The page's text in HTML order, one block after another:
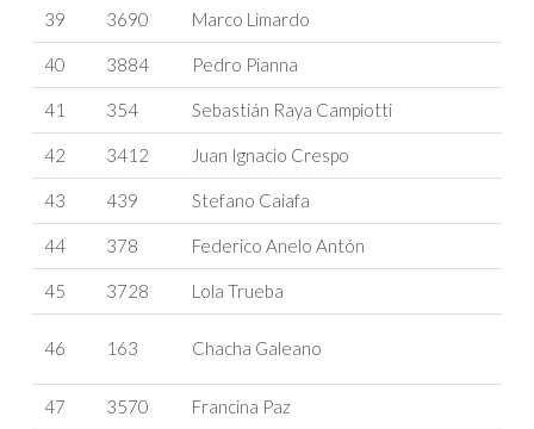
39 3690 Marco Limardo
40 3884 Pedro Pianna
41 354 Sebastián Raya Campiotti
42 3412 Juan Ignacio Crespo
43 439 Stefano Caiafa
44 378 Federico Anelo Antón
45 3728 Lola Trueba
46 163 Chacha Galeano
47 3570 Francina Paz